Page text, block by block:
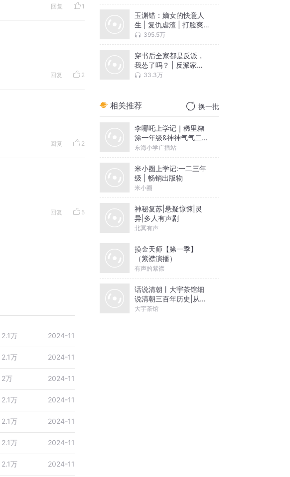
回复 1
回复 2
回复 2
回复 5
2.1万 2024-11
2.1万 2024-11
2万 2024-11
2.1万 2024-11
2.1万 2024-11
2.1万 2024-11
2.1万 2024-11
玉渊错：嫡女的快意人
生 | 复仇虐渣 | 打脸爽
文 | 古言权谋 | 多人有
395.5万
穿书后全家都是反派，
我怂了吗？ | 反派家族 |
打脸爽点 | 搞笑互动
33.3万
相关推荐 换一批
李哪吒上学记｜稀里糊
涂一年级&神神气气二年
级
东海小学广播站
米小圈上学记:一二三年
级 | 畅销出版物
米小圈
神秘复苏|悬疑惊悚|灵
异|多人有声剧
北冥有声
摸金天师【第一季】
（紫襟演播）
有声的紫襟
话说清朝丨大宇茶馆细
说清朝三百年历史|从努
尔哈赤到末代皇帝溥仪|
大宇茶馆